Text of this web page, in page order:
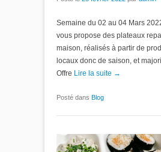
Semaine du 02 au 04 Mars
vous propose des plateaux
maison, réalisés à partir de
locaux donc de saison, et
Offre Lire la suite →
Posté dans Blog